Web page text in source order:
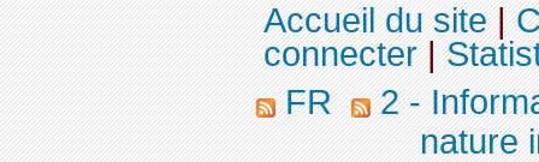
Accueil du site|
connecter|
FR
2 -
nature